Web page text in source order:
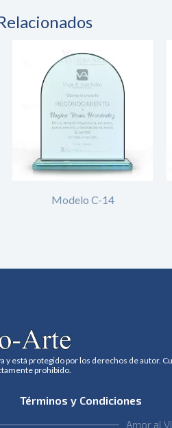
Modelo C-14
está protegido por los derechos de autor.
prohibido.
Términos y Condiciones
Amor al